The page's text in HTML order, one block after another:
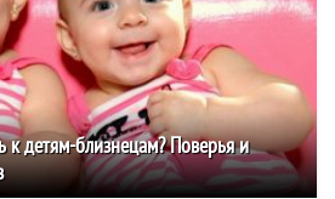
к детям-близнецам? Поверья и